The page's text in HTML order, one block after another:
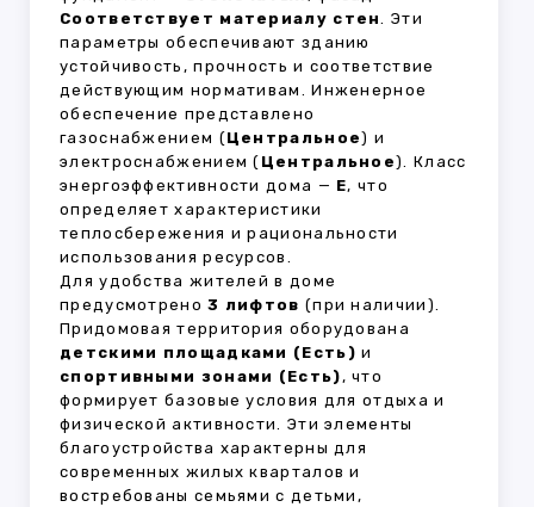
Соответствует материалу стен. Эти
параметры обеспечивают зданию
устойчивость, прочность и соответствие
действующим нормативам. Инженерное
обеспечение представлено
газоснабжением (Центральное) и
электроснабжением ( Центральное). Класс
энергоэффективности дома — E, что
определяет характеристики
теплосбережения и рациональности
использования ресурсов.
Для удобства жителей в доме
предусмотрено3 лифтов (при наличии).
Придомовая территория оборудована
детскими площадками (Есть) и
спортивными зонами (Есть), что
формирует базовые условия для отдыха и
физической активности. Эти элементы
благоустройства характерны для
современных жилых кварталов и
востребованы семьями с детьми,